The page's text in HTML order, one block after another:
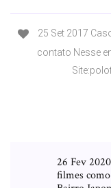
25 Set 2017
contato Nesse
26 Fev
filmes